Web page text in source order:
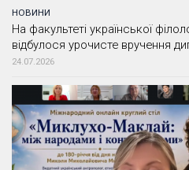
НОВИНИ
На факультеті української
відбулося урочисте вручення
24.07.2026